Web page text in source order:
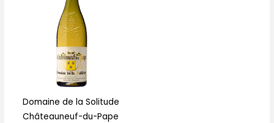
Domaine de la Solitude
Châteauneuf-du-Pape